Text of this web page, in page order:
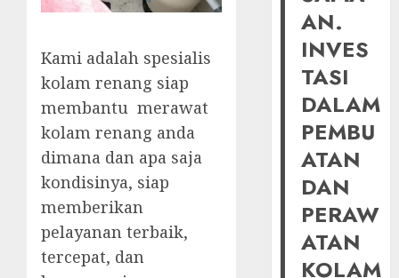
Kami adalah spesialis
kolam renang siap
membantu merawat
kolam renang anda
dimana dan apa saja
kondisinya, siap
memberikan
pelayanan terbaik,
tercepat, dan
AN.
INVES
TASI
DALAM
PEMBU
ATAN
DAN
PERAW
ATAN
KOLAM